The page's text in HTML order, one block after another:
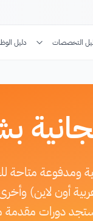
التخصصات دليل
ومدفوعة
أون لاين)
ستجد دورات